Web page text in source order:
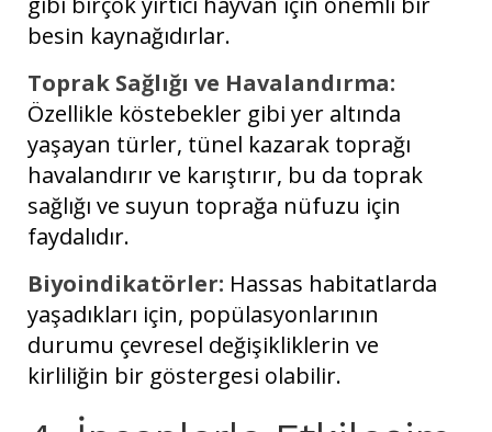
besin kaynağıdırlar.
Toprak Sağlığı ve Havalandırma:
Özellikle köstebekler gibi yer altında
yaşayan türler, tünel kazarak toprağı
havalandırır ve karıştırır, bu da toprak
sağlığı ve suyun toprağa nüfuzu için
faydalıdır.
Biyoindikatörler: Hassas habitatlarda
yaşadıkları için, popülasyonlarının
durumu çevresel değişikliklerin ve
kirliliğin bir göstergesi olabilir.